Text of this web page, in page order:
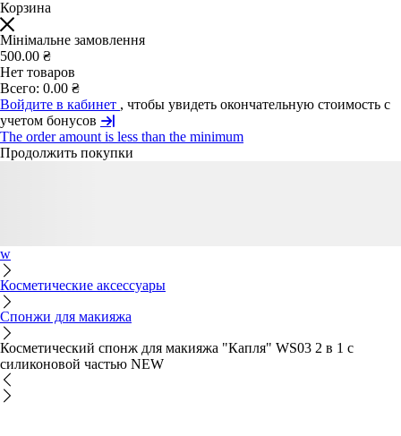
Корзина
Мінімальне замовлення
500.00 ₴
Нет товаров
Всего: 0.00 ₴
Войдите в кабинет , чтобы увидеть окончательную стоимость с
учетом бонусов
The order amount is less than the minimum
Продолжить покупки
w
Косметические аксессуары
Спонжи для макияжа
Косметический спонж для макияжа "Капля" WS03 2 в 1 с
силиконовой частью NEW